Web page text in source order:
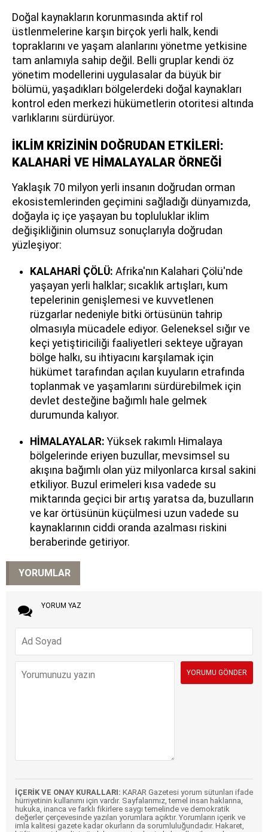
Doğal kaynakların korunmasında aktif rol
üstlenmelerine karşın birçok yerli halk, kendi
topraklarını ve yaşam alanlarını yönetme yetkisine
tam anlamıyla sahip değil. Belli gruplar kendi öz
yönetim modellerini uygulasalar da büyük bir
bölümü, yaşadıkları bölgelerdeki doğal kaynakları
kontrol eden merkezi hükümetlerin otoritesi altında
varlıklarını sürdürüyor.
İKLİM KRİZİNİN DOĞRUDAN ETKİLERİ:
KALAHARİ VE HİMALAYALAR ÖRNEĞİ
Yaklaşık 70 milyon yerli insanın doğrudan orman
ekosistemlerinden geçimini sağladığı dünyamızda,
doğayla iç içe yaşayan bu topluluklar iklim
değişikliğinin olumsuz sonuçlarıyla doğrudan
yüzleşiyor:
KALAHARİ ÇÖLÜ: Afrika'nın Kalahari Çölü'nde
yaşayan yerli halklar; sıcaklık artışları, kum
tepelerinin genişlemesi ve kuvvetlenen
rüzgarlar nedeniyle bitki örtüsünün tahrip
olmasıyla mücadele ediyor. Geleneksel sığır ve
keçi yetiştiriciliği faaliyetleri sekteye uğrayan
bölge halkı, su ihtiyacını karşılamak için
hükümet tarafından açılan kuyuların etrafında
toplanmak ve yaşamlarını sürdürebilmek için
devlet desteğine bağımlı hale gelmek
durumunda kalıyor.
HİMALAYALAR: Yüksek rakımlı Himalaya
bölgelerinde eriyen buzullar, mevsimsel su
akışına bağımlı olan yüz milyonlarca kırsal sakini
etkiliyor. Buzul erimeleri kısa vadede su
miktarında geçici bir artış yaratsa da, buzulların
ve kar örtüsünün küçülmesi uzun vadede su
kaynaklarının ciddi oranda azalması riskini
beraberinde getiriyor.
YORUMLAR
YORUM YAZ
İÇERİK VE ONAY KURALLARI: KARAR Gazetesi yorum sütunları ifade
hürriyetinin kullanımı için vardır. Sayfalarımız, temel insan haklarına,
hukuka, inanca ve farklı fikirlere saygı temelinde ve demokratik
değerler çerçevesinde yazılan yorumlara açıktır. Yorumların içerik ve
imla kalitesi gazete kadar okurların da sorumluluğundadır. Hakaret,